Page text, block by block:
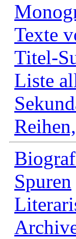
Texte
Titel-
Liste
Spuren